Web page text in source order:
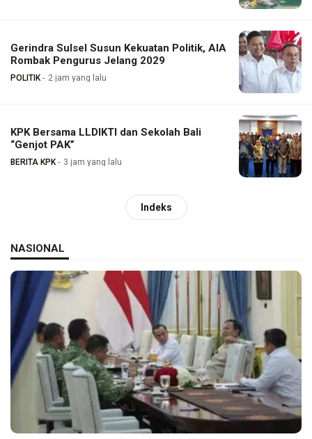
Gerindra Sulsel Susun Kekuatan Politik, AIA
Rombak Pengurus Jelang 2029
POLITIK 2 jam yang lalu
KPK Bersama LLDIKTI dan Sekolah Bali
“Genjot PAK”
BERITA KPK 3 jam yang lalu
Indeks
NASIONAL